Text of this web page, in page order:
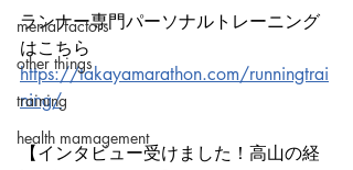
mental factors
other things
training
health mamagement
ランナー専門パーソナルトレーニング
はこちら
https://takayamarathon.com/runningtrai
ning/
【インタビュー受けました！高山の経